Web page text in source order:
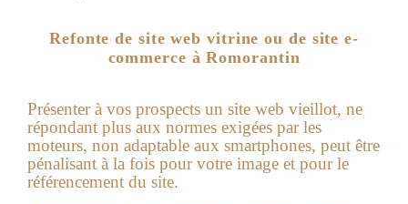
Refonte de site web vitrine ou de site e-
commerce à Romorantin
Présenter à vos prospects un site web vieillot, ne
répondant plus aux normes exigées par les
moteurs, non adaptable aux smartphones, peut être
pénalisant à la fois pour votre image et pour le
référencement du site.